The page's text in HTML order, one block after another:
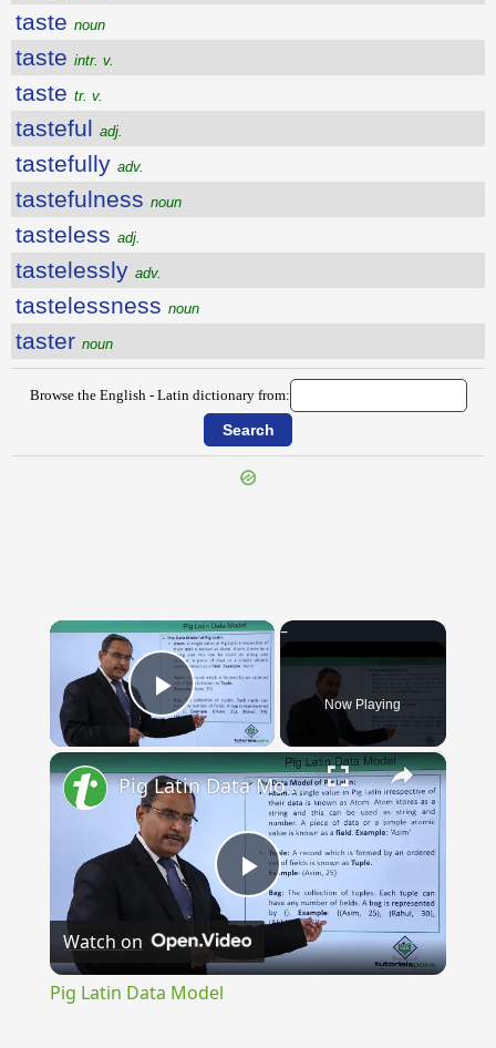
taste noun
taste intr. v.
taste tr. v.
tasteful adj.
tastefully adv.
tastefulness noun
tasteless adj.
tastelessly adv.
tastelessness noun
taster noun
Browse the English - Latin dictionary from:
×
Play Video Now Playing
×
Play
Video
Pig Latin Data Model
Watch on
Pig Latin Data Model